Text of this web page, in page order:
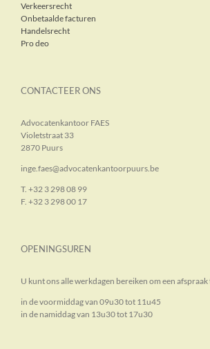
Verkeersrecht
Onbetaalde facturen
Handelsrecht
Pro deo
CONTACTEER ONS
Advocatenkantoor FAES
Violetstraat 33
2870 Puurs
inge.faes@advocatenkantoorpuurs.be
T. +32 3 298 08 99
F. +32 3 298 00 17
OPENINGSUREN
U kunt ons alle werkdagen bereiken om een afspraak
in de voormiddag van 09u30 tot 11u45
in de namiddag van 13u30 tot 17u30